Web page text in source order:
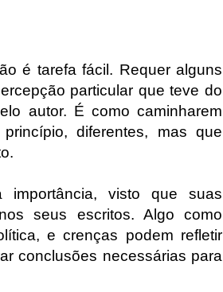
é tarefa fácil. Requer alguns
particular que teve do
autor. É como caminharem
diferentes, mas que
visto que suas
seus escritos. Algo como
e crenças podem refletir
conclusões necessárias para